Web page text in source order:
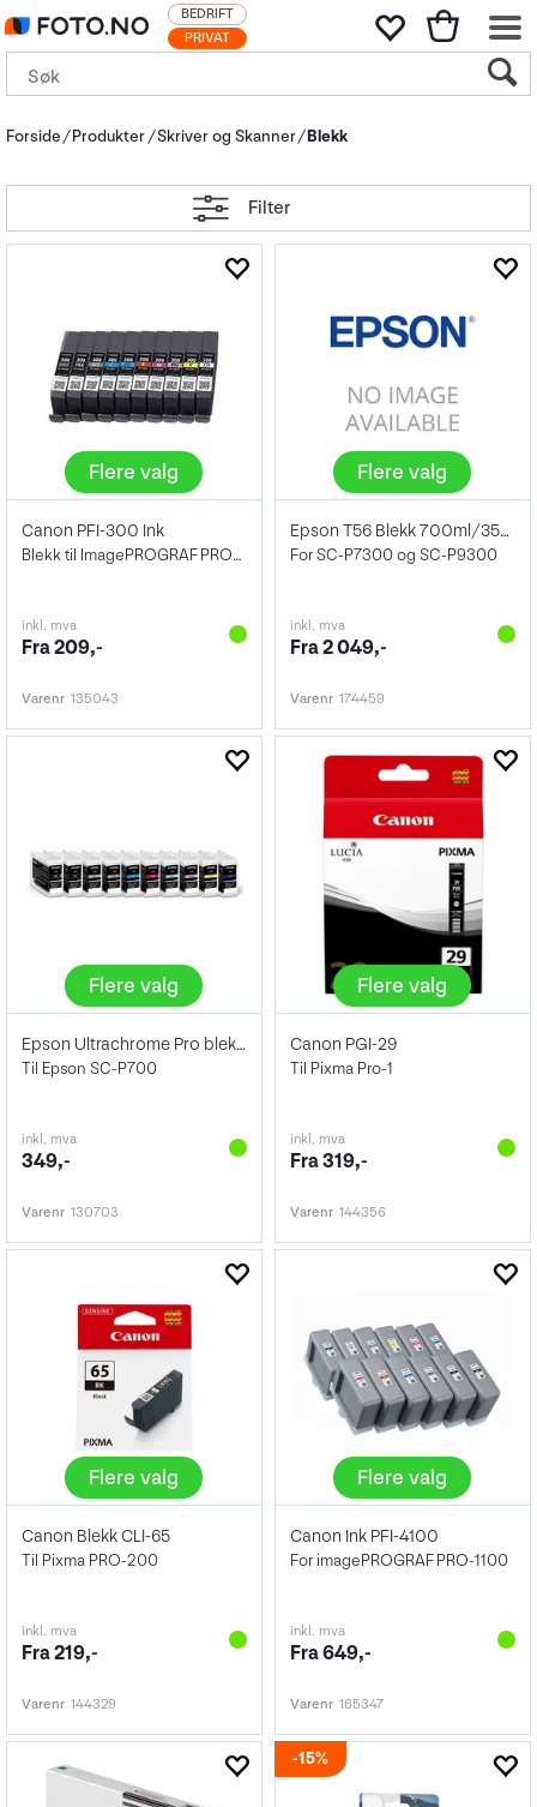
PRIVAT
BEDRIFT
Forside Produkter Skriver og Skanner Blekk
Filter
Flere valg
Canon PFI-300 Ink
Blekk til ImagePROGRAF PRO-300
inkl. mva
Fra 209,-
Varenr 135043
Flere valg
Epson T56 Blekk 700ml/350ml
For SC-P7300 og SC-P9300
inkl. mva
Fra 2 049,-
Varenr 174459
Flere valg
Epson Ultrachrome Pro blekk 26 ml
Til Epson SC-P700
inkl. mva
349,-
Varenr 130703
Flere valg
Canon PGI-29
Til Pixma Pro-1
inkl. mva
Fra 319,-
Varenr 144356
Flere valg
Canon Blekk CLI-65
Til Pixma PRO-200
inkl. mva
Fra 219,-
Varenr 144329
Flere valg
Canon Ink PFI-4100
For imagePROGRAF PRO-1100
inkl. mva
Fra 649,-
Varenr 165347
15%